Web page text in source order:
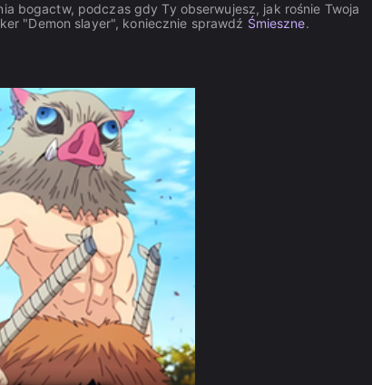
bogactw, podczas gdy Ty obserwujesz, jak rośnie Twoja
"Demon slayer", koniecznie sprawdź Śmieszne.